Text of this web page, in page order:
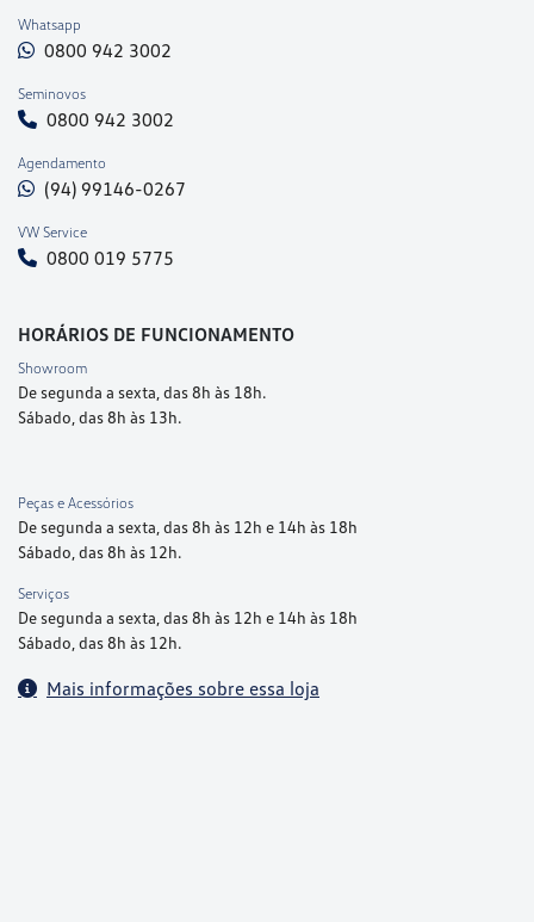
Whatsapp
0800 942 3002
Seminovos
0800 942 3002
Agendamento
(94) 99146-0267
VW Service
0800 019 5775
HORÁRIOS DE FUNCIONAMENTO
Showroom
De segunda a sexta, das 8h às 18h.
Sábado, das 8h às 13h.
Peças e Acessórios
De segunda a sexta, das 8h às 12h e 14h às 18h
Sábado, das 8h às 12h.
Serviços
De segunda a sexta, das 8h às 12h e 14h às 18h
Sábado, das 8h às 12h.
Mais informações sobre essa loja